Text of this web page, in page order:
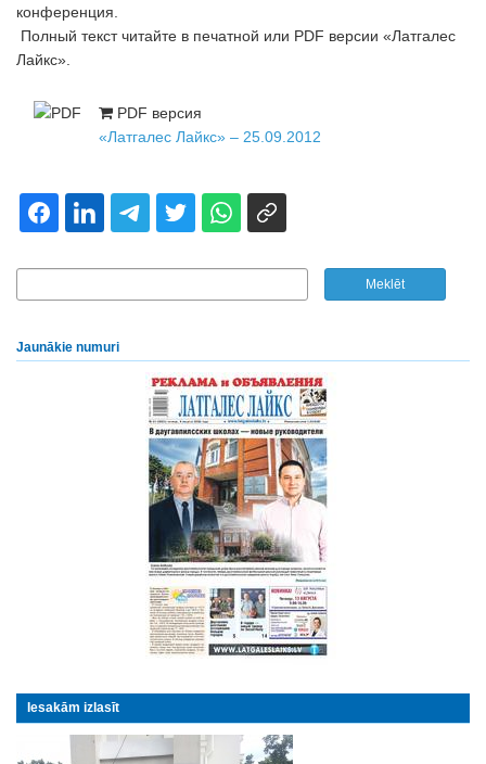
конференция.
Полный текст читайте в печатной или PDF версии «Латгалес
Лайкс».
PDF версия
«Латгалес Лайкс» – 25.09.2012
Jaunākie numuri
Iesakām izlasīt